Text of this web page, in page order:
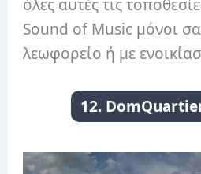
όλες αυτές τις
Sound of Music μόνοι
λεωφορείο ή με
12.